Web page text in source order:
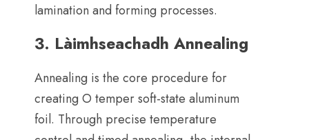
lamination and forming processes.
3. Làimhseachadh Annealing
Annealing is the core procedure for
creating O temper soft-state aluminum
foil. Through precise temperature